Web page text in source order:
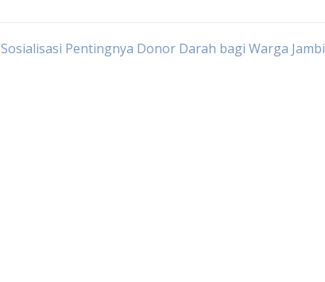
Sosialisasi Pentingnya Donor Darah bagi Warga Jambi